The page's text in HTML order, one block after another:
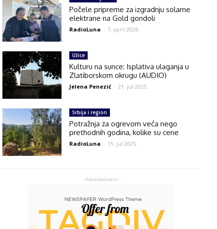
- Advertisement -
Počele pripreme za izgradnju solarne
elektrane na Gold gondoli
RadioLuna - 7. april 2026.
Užice
Kulturu na sunce: Isplativa ulaganja u
Zlatiborskom okrugu (AUDIO)
Jelena Penezić - 21. jul 2025.
Srbija i region
Potražnja za ogrevom veća nego
prethodnih godina, kolike su cene
RadioLuna - 15. jul 2025.